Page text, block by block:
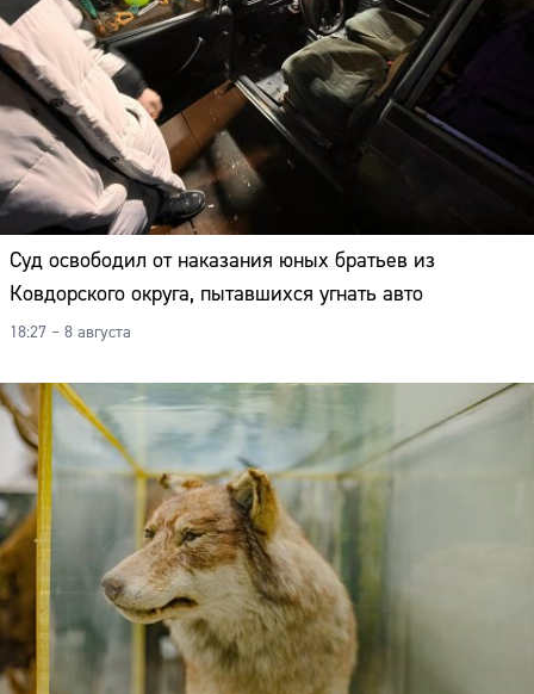
Суд освободил от наказания юных братьев из
Ковдорского округа, пытавшихся угнать авто
18:27 – 8 августа